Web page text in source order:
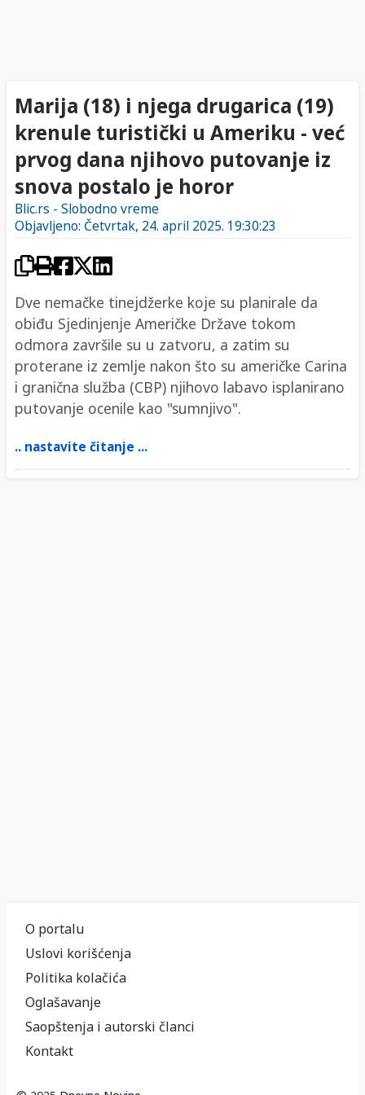
Marija (18) i njega drugarica (19)
krenule turistički u Ameriku - već
prvog dana njihovo putovanje iz
snova postalo je horor
Blic.rs - Slobodno vreme
Objavljeno: Četvrtak, 24. april 2025. 19:30:23
Dve nemačke tinejdžerke koje su planirale da
obiđu Sjedinjenje Američke Države tokom
odmora završile su u zatvoru, a zatim su
proterane iz zemlje nakon što su američke Carina
i granična služba (CBP) njihovo labavo isplanirano
putovanje ocenile kao "sumnjivo".
.. nastavite čitanje ...
O portalu
Uslovi korišćenja
Politika kolačića
Oglašavanje
Saopštenja i autorski članci
Kontakt